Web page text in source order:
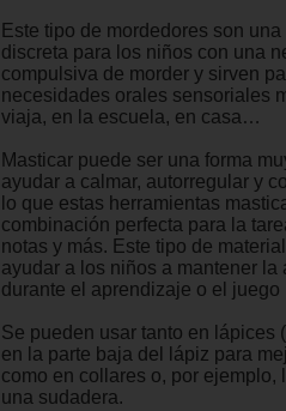
Este tipo de mordedores son
discreta para los niños con una
compulsiva de morder y sirven
necesidades orales sensoriales
viaja, en la escuela, en casa…
Masticar puede ser una forma
ayudar a calmar, autorregular y
lo que estas herramientas
combinación perfecta para la
notas y más. Este tipo de
ayudar a los niños a mantener la
durante el aprendizaje o el juego
Se pueden usar tanto en lápices
en la parte baja del lápiz para
como en collares o, por ejemplo,
una sudadera.